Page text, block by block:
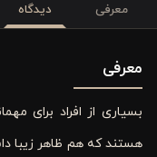
معرفی دیدگاه
معرفی
بسیاری از افراد برای
هستند که هم ظاهر زیبا